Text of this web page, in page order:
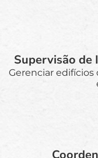
Supervisão de
Gerenciar edifícios